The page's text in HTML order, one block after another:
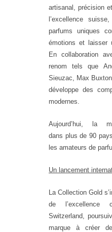
artisanal, précision
l’excellence
parfums uniques
émotions et laisser
En collaboration
renom tels que
Sieuzac, Max
développe des
modernes.
Aujourd’hui, la
dans plus de 90
les amateurs de
Un lancement
La Collection Gold
de l’excellence
Switzerland,
marque à créer